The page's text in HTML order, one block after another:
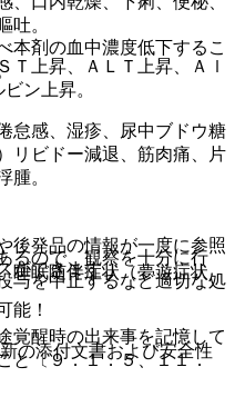
吐。
上昇、ＡＬＴ上昇、Ａｌ
ン上昇。
感、湿疹、尿中ブドウ糖
リビドー減退、筋肉痛、片
腫。
睡眠随伴症状（夢遊症状
覚醒時の出来事を記憶して
と〔９．１．５、１１．
本剤の血中濃度低下するこ
るので、観察を十分に行
与を中止するなど適切な処
後発品の情報が一度に参照
ができます。
能！
の添付文書および安全性